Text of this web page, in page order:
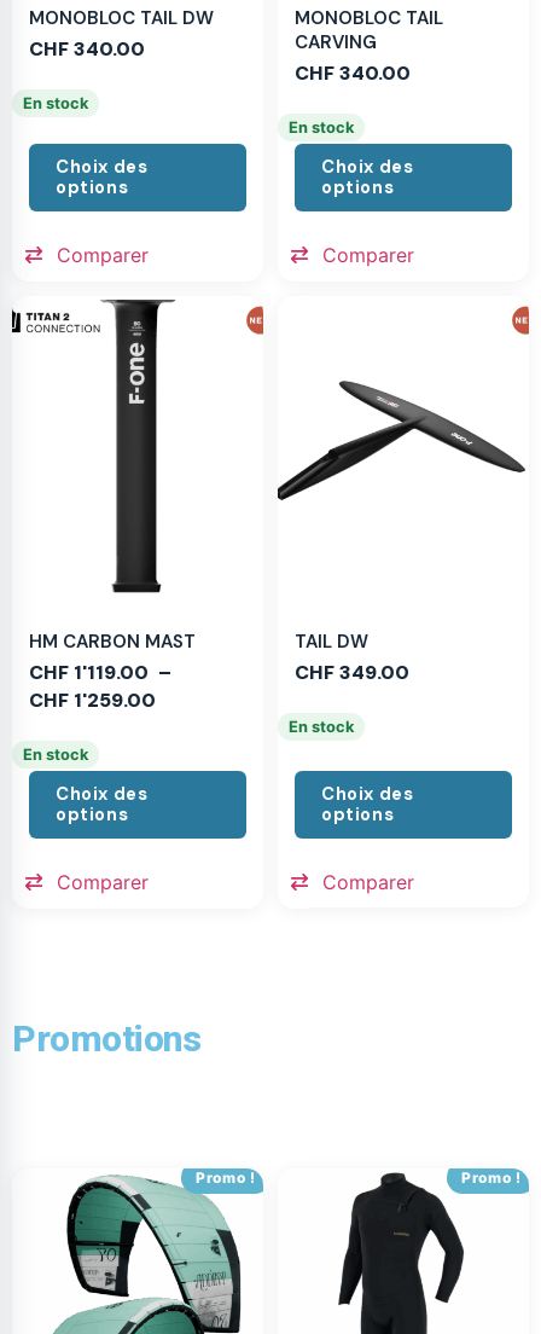
MONOBLOC TAIL DW
CHF340.00
En stock
Choix des
options
Comparer
MONOBLOC TAIL
CARVING
CHF340.00
En stock
Choix des
options
Comparer
HM CARBON MAST
CHF 1'119.00 –
CHF 1'259.00
En stock
Choix des
options
Comparer
TAIL DW
CHF349.00
En stock
Choix des
options
Comparer
Promotions
Promo ! Promo !